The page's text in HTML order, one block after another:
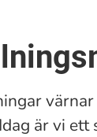
värnar
är vi ett